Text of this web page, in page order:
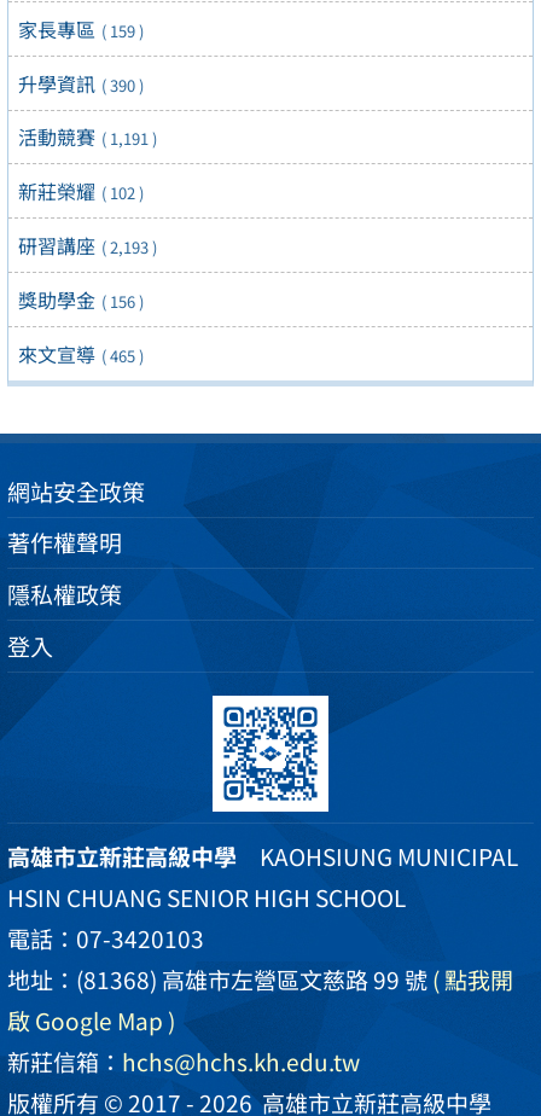
家長專區 ( 159 )
升學資訊 ( 390 )
活動競賽 ( 1,191 )
新莊榮耀 ( 102 )
研習講座 ( 2,193 )
獎助學金 ( 156 )
來文宣導 ( 465 )
網站安全政策
著作權聲明
隱私權政策
登入
高雄市立新莊高級中學 KAOHSIUNG MUNICIPAL
HSIN CHUANG SENIOR HIGH SCHOOL
電話：07-3420103
地址：(81368) 高雄市左營區文慈路 99 號( 點我開
啟 Google Map )
新莊信箱： hchs@hchs.kh.edu.tw
版權所有 © 2017 - 2026高雄市立新莊高級中學